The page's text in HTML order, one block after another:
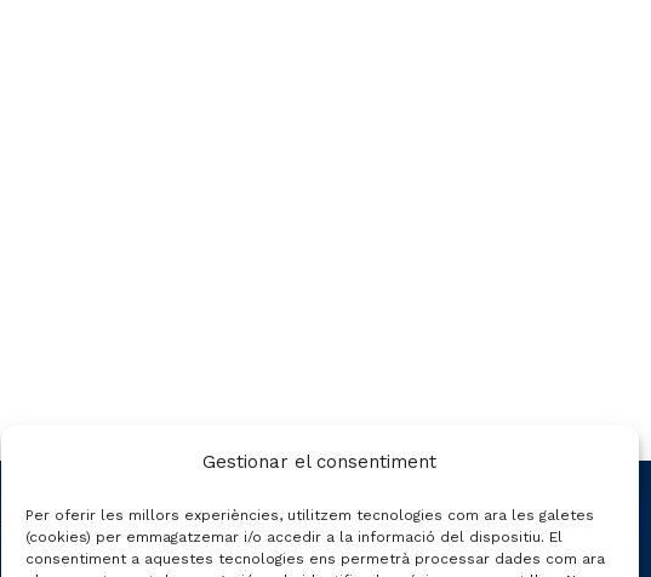
Gestionar el consentiment
Per oferir les millors experiències, utilitzem tecnologies com ara les galetes
(cookies) per emmagatzemar i/o accedir a la informació del dispositiu. El
consentiment a aquestes tecnologies ens permetrà processar dades com ara
CONTACTE